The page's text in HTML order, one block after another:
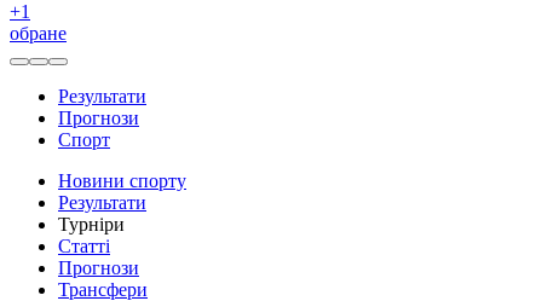
+1
обране
Результати
Прогнози
Спорт
Новини спорту
Результати
Турніри
Статті
Прогнози
Трансфери